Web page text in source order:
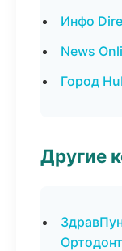
Инфо
News
Город
Другие